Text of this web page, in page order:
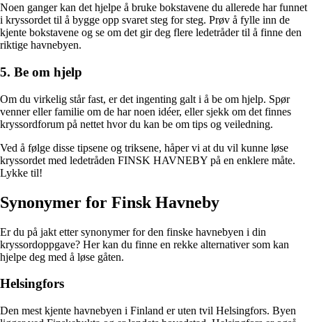
Noen ganger kan det hjelpe å bruke bokstavene du allerede har funnet
i kryssordet til å bygge opp svaret steg for steg. Prøv å fylle inn de
kjente bokstavene og se om det gir deg flere ledetråder til å finne den
riktige havnebyen.
5. Be om hjelp
Om du virkelig står fast, er det ingenting galt i å be om hjelp. Spør
venner eller familie om de har noen idéer, eller sjekk om det finnes
kryssordforum på nettet hvor du kan be om tips og veiledning.
Ved å følge disse tipsene og triksene, håper vi at du vil kunne løse
kryssordet med ledetråden FINSK HAVNEBY på en enklere måte.
Lykke til!
Synonymer for Finsk Havneby
Er du på jakt etter synonymer for den finske havnebyen i din
kryssordoppgave? Her kan du finne en rekke alternativer som kan
hjelpe deg med å løse gåten.
Helsingfors
Den mest kjente havnebyen i Finland er uten tvil Helsingfors. Byen